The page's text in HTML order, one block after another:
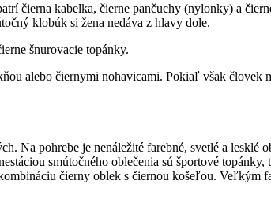
čierna kabelka, čierne pančuchy (nylonky) a
klobúk si žena nedáva z hlavy dole.
šnurovacie topánky.
alebo čiernymi nohavicami. Pokiaľ však človek
Na pohrebe je nenáležité farebné, svetlé a lesklé
smútočného oblečenia sú športové topánky,
čierny oblek s čiernou košeľou. Veľkým